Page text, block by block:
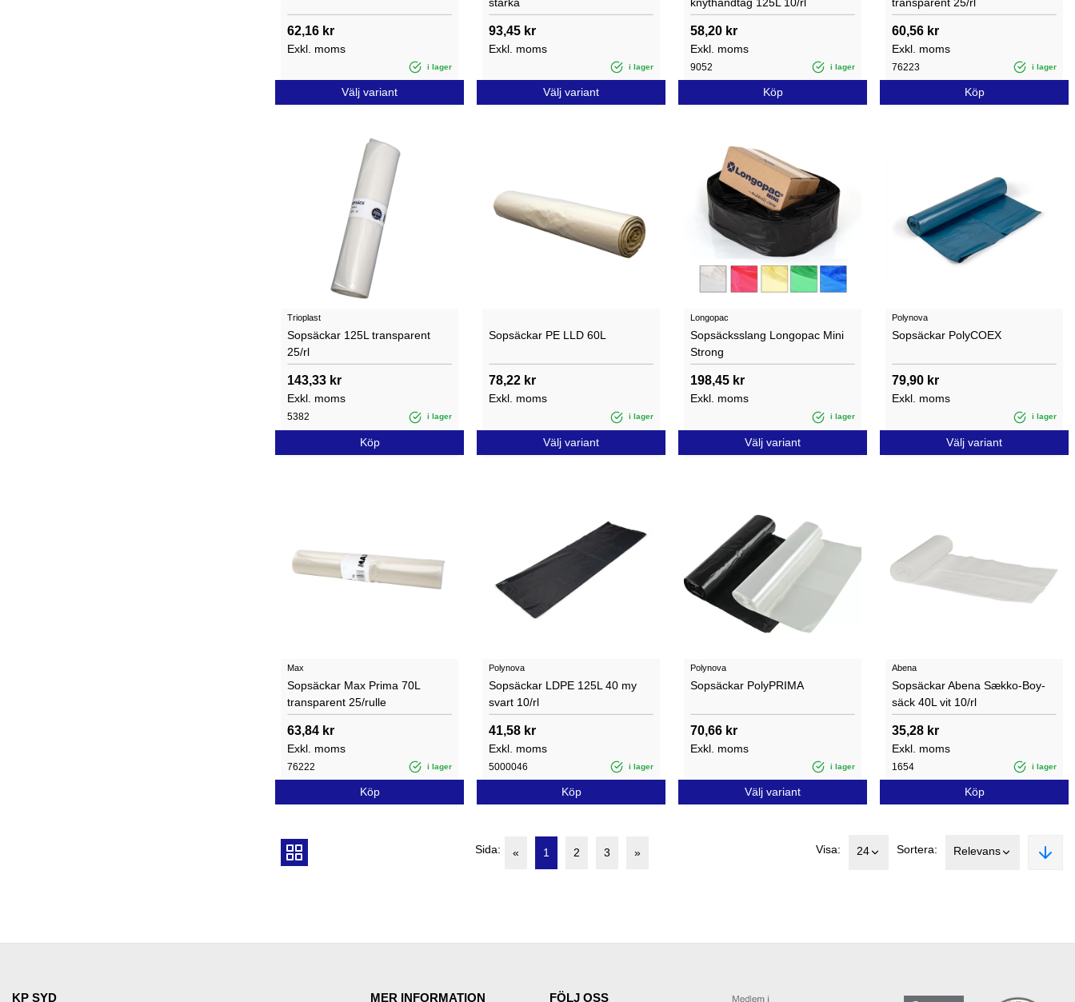
62,16 kr
Exkl. moms
i lager
Välj variant
93,45 kr
Exkl. moms
i lager
Välj variant
58,20 kr
Exkl. moms
9052 i lager
Köp
60,56 kr
Exkl. moms
76223 i lager
Köp
Trioplast
Sopsäckar 125L transparent
25/rl
143,33 kr
Exkl. moms
5382 i lager
Köp
Sopsäckar PE LLD 60L
78,22 kr
Exkl. moms
i lager
Välj variant
Longopac
Sopsäcksslang Longopac Mini
Strong
198,45 kr
Exkl. moms
i lager
Välj variant
Polynova
Sopsäckar PolyCOEX
79,90 kr
Exkl. moms
i lager
Välj variant
Max
Sopsäckar Max Prima 70L
transparent 25/rulle
63,84 kr
Exkl. moms
76222 i lager
Köp
Polynova
Sopsäckar LDPE 125L 40 my
svart 10/rl
41,58 kr
Exkl. moms
5000046 i lager
Köp
Polynova
Sopsäckar PolyPRIMA
70,66 kr
Exkl. moms
i lager
Välj variant
Abena
Sopsäckar Abena Sækko-Boy-
säck 40L vit 10/rl
35,28 kr
Exkl. moms
1654 i lager
Köp
Sida: « 1 2 3 » Visa: 24 Sortera: Relevans
KP SYD MER INFORMATION FÖLJ OSS